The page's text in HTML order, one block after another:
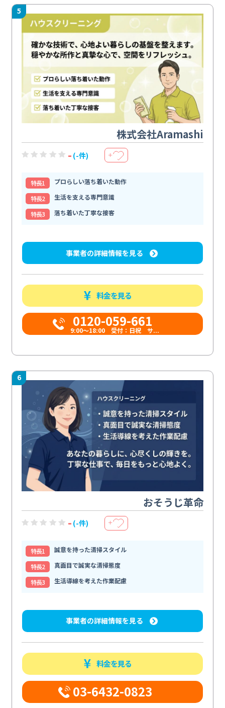
5
株式会社Aramashi
- (-件) ＋
特⻑1
プロらしい落ち着いた動作
特⻑2
生活を支える専門意識
特⻑3
落ち着いた丁寧な接客
事業者の詳細情報を見る
料金を見る
0120-059-661
9:00〜18:00 受付：日祝 サ...
6
おそうじ革命
- (-件) ＋
特⻑1
誠意を持った清掃スタイル
特⻑2
真面目で誠実な清掃態度
特⻑3
生活導線を考えた作業配慮
事業者の詳細情報を見る
料金を見る
03-6432-0823